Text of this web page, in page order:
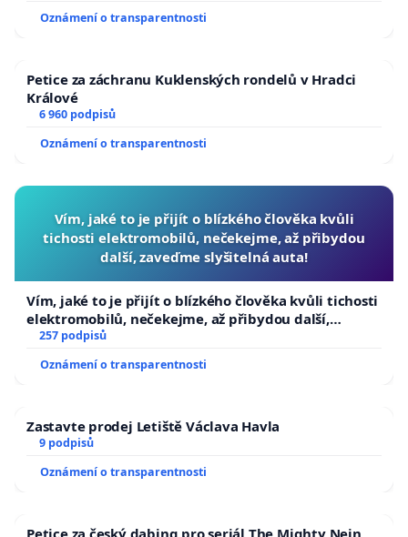
republiky
Oznámení o transparentnosti
Petice za záchranu Kuklenských rondelů v Hradci
Králové
6 960 podpisů
Oznámení o transparentnosti
Vím, jaké to je přijít o blízkého člověka kvůli
tichosti elektromobilů, nečekejme, až přibydou
další, zaveďme slyšitelná auta!
Vím, jaké to je přijít o blízkého člověka kvůli tichosti
elektromobilů, nečekejme, až přibydou další,
zaveďme slyšitelná auta!
257 podpisů
Oznámení o transparentnosti
Zastavte prodej Letiště Václava Havla
9 podpisů
Oznámení o transparentnosti
Petice za český dabing pro seriál The Mighty Nein